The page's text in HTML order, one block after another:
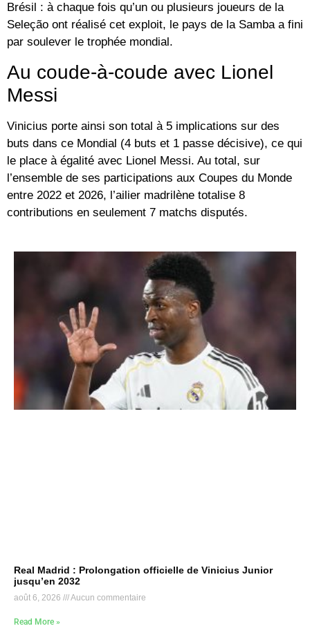
Brésil : à chaque fois qu’un ou plusieurs joueurs de la
Seleção ont réalisé cet exploit, le pays de la Samba a fini
par soulever le trophée mondial.
Au coude-à-coude avec Lionel
Messi
Vinicius porte ainsi son total à 5 implications sur des
buts dans ce Mondial (4 buts et 1 passe décisive), ce qui
le place à égalité avec Lionel Messi. Au total, sur
l’ensemble de ses participations aux Coupes du Monde
entre 2022 et 2026, l’ailier madrilène totalise 8
contributions en seulement 7 matchs disputés.
Real Madrid : Prolongation officielle de Vinicius Junior
jusqu’en 2032
août 6, 2026 Aucun commentaire
Read More »